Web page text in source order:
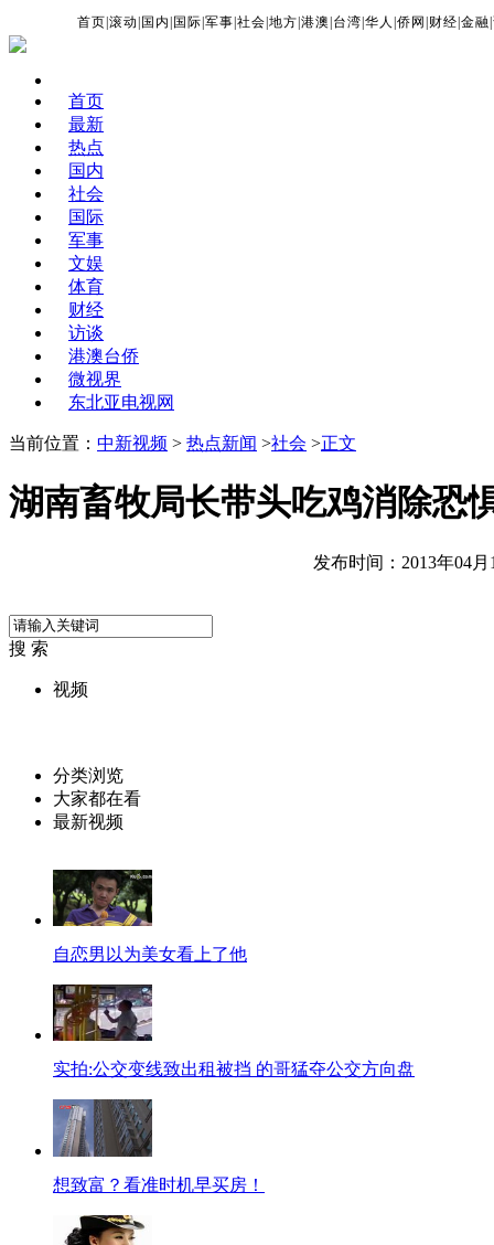
首页 |滚动 国内 国际 |军事 |社会 |地方 |港澳 台湾 |华人 |侨网 财经 |金融 |
首页
最新
热点
国内
社会
国际
军事
文娱
体育
财经
访谈
港澳台侨
微视界
东北亚电视网
当前位置： 中新视频 > 热点新闻 >社会 >正文
湖南畜牧局长带头吃鸡消除恐
发布时间：2013年04月
搜 索
视频
分类浏览
大家都在看
最新视频
自恋男以为美女看上了他
实拍:公交变线致出租被挡 的哥猛夺公交方向盘
想致富？看准时机早买房！